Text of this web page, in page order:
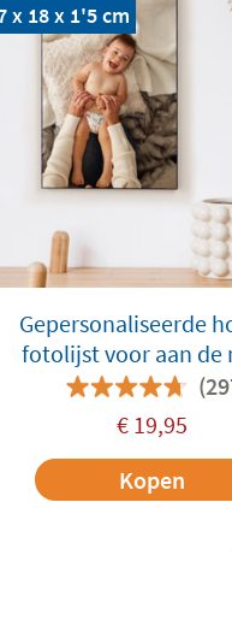
x 18 x 1'5 cm
Gepersonaliseerde
fotolijst voor aan de
€ 19,95
Kopen